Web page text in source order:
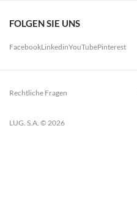
FOLGEN SIE UNS
FacebookLinkedinYouTubePinterest
LUG. S.A. © 2026
Rechtliche Fragen